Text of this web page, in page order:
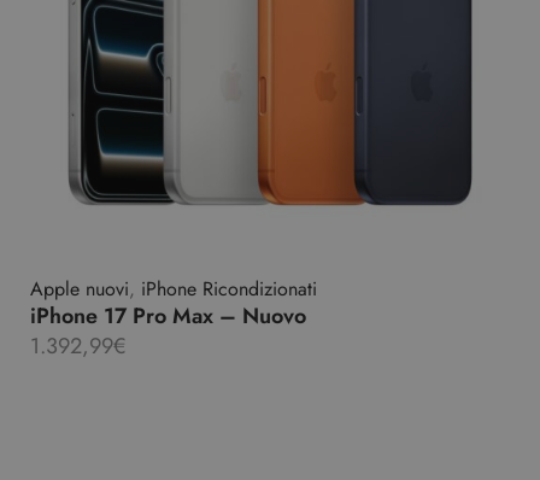
Apple nuovi, iPhone Ricondizionati
iPhone 17 Pro Max – Nuovo
1.392,99€